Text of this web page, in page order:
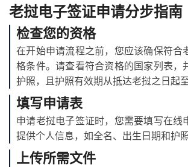
老挝电子签证申请分步指南
检查您的资格
在开始申请流程之前，您应该确保符合
格条件。请查看符合资格的国家列表，
护照，且护照有效期从抵达老挝之日起
填写申请表
申请老挝电子签证时，您需要填写在线
提供个人信息，如全名、出生日期和护照
上传所需文件